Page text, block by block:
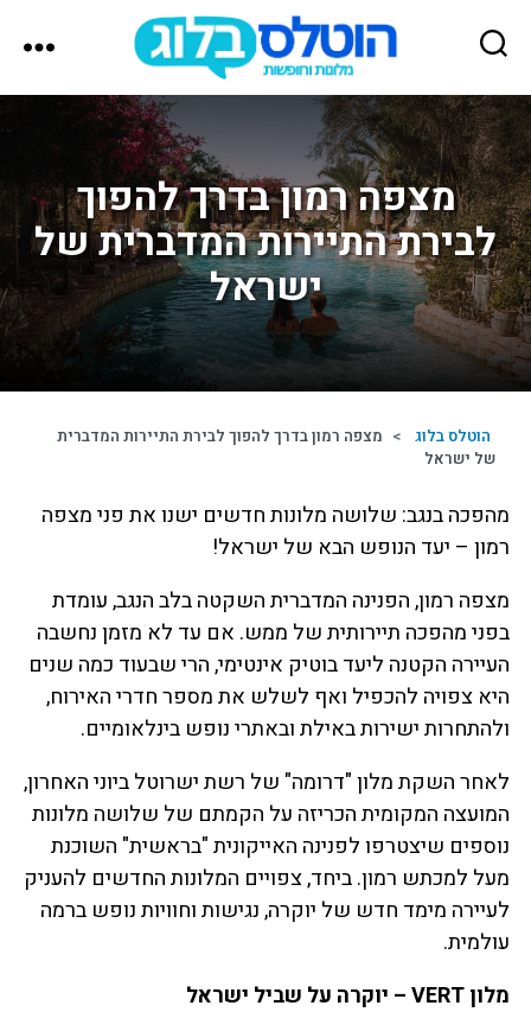
הוטלס
מצפה רמון בדרך להפוך
לבירת התיירות המדברית של
ישראל
הוטלס בלוג > מצפה רמון בדרך להפוך לבירת התיירות המדברית
של ישראל
מהפכה בנגב: שלושה מלונות חדשים ישנו את פני מצפה
רמון – יעד הנופש הבא של ישראל!
מצפה רמון, הפנינה המדברית השקטה בלב הנגב, עומדת
בפני מהפכה תיירותית של ממש. אם עד לא מזמן נחשבה
העיירה הקטנה ליעד בוטיק אינטימי, הרי שבעוד כמה שנים
היא צפויה להכפיל ואף לשלש את מספר חדרי האירוח,
ולהתחרות ישירות באילת ובאתרי נופש בינלאומיים.
לאחר השקת מלון "דרומה" של רשת ישרוטל ביוני האחרון,
המועצה המקומית הכריזה על הקמתם של שלושה מלונות
נוספים שיצטרפו לפנינה האייקונית "בראשית" השוכנת
מעל למכתש רמון. ביחד, צפויים המלונות החדשים להעניק
לעיירה מימד חדש של יוקרה, נגישות וחוויות נופש ברמה
עולמית.
מלון VERT – יוקרה על שביל ישראל